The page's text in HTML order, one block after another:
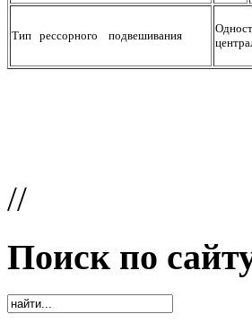
Тип рессорного подвешивания
//
Поиск по